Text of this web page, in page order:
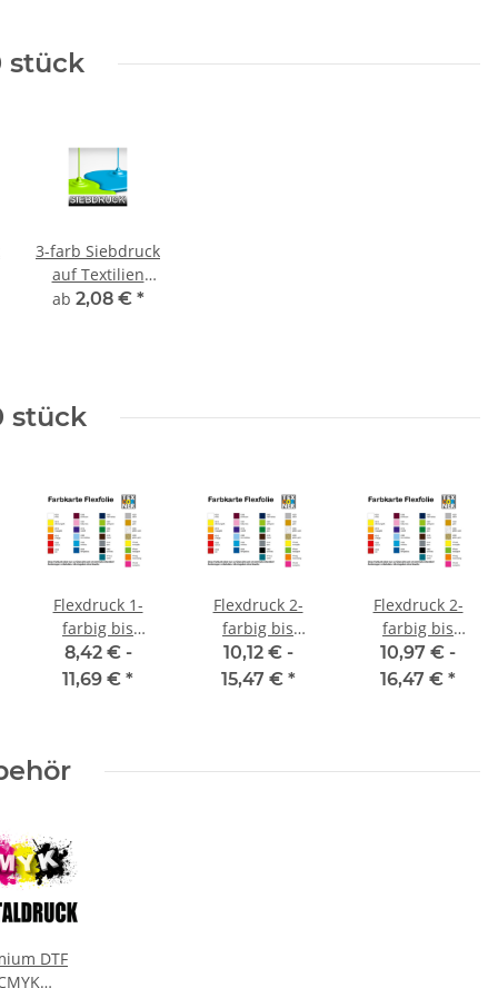
stück
3-farb Siebdruck
auf Textilien
inkl. Film und
ab 2,08 € *
stück
Flexdruck 1-
farbig bis
300x200 mm
8,42 € -
11,69 € *
Flexdruck 2-
farbig bis
120x120 mm
10,12 € -
15,47 € *
Flexdruck 2-
farbig bis
300x200 mm
10,97 € -
16,47 € *
DTF